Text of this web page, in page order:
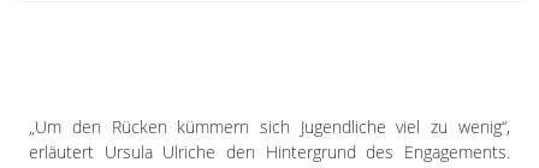
„Um den Rücken kümmern sich Jugendliche viel zu wenig“,
erläutert Ursula Ulriche den Hintergrund des Engagements.